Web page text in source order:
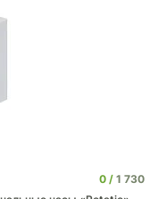
0
1 730